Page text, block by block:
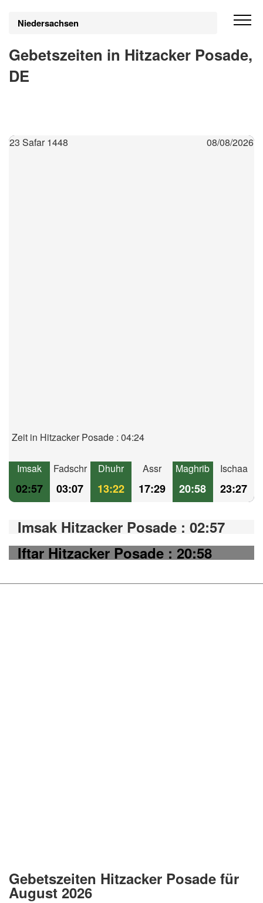
Niedersachsen
Gebetszeiten in Hitzacker Posade,
DE
23 Safar 1448 08/08/2026
Zeit in Hitzacker Posade : 04:24
Imsak
02:57
Fadschr
03:07
Dhuhr
13:22
Assr
17:29
Maghrib
20:58
Ischaa
23:27
Imsak Hitzacker Posade : 02:57
Iftar Hitzacker Posade : 20:58
Gebetszeiten Hitzacker Posade für
August 2026